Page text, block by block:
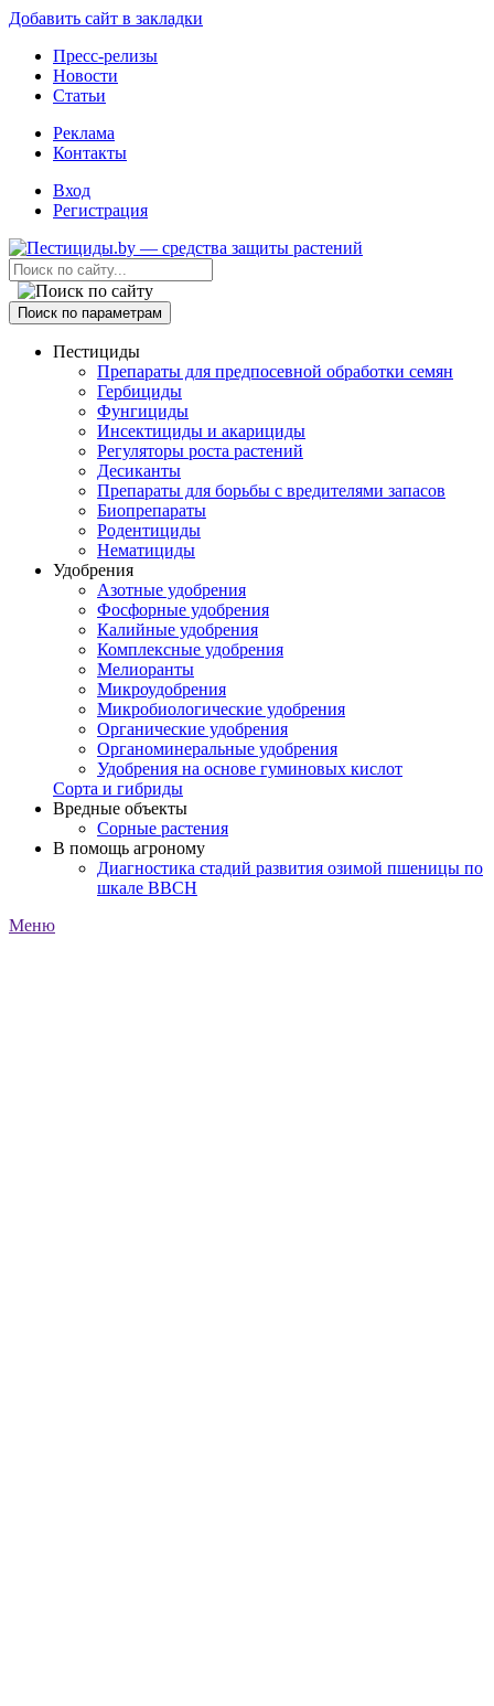
Добавить сайт в закладки
Пресс-релизы
Новости
Статьи
Реклама
Контакты
Вход
Регистрация
Поиск по параметрам
Пестициды
Препараты для предпосевной обработки семян
Гербициды
Фунгициды
Инсектициды и акарициды
Регуляторы роста растений
Десиканты
Препараты для борьбы с вредителями запасов
Биопрепараты
Родентициды
Нематициды
Удобрения
Азотные удобрения
Фосфорные удобрения
Калийные удобрения
Комплексные удобрения
Мелиоранты
Микроудобрения
Микробиологические удобрения
Органические удобрения
Органоминеральные удобрения
Удобрения на основе гуминовых кислот
Сорта и гибриды
Вредные объекты
Сорные растения
В помощь агроному
Диагностика стадий развития озимой пшеницы по
шкале ВВСН
Меню